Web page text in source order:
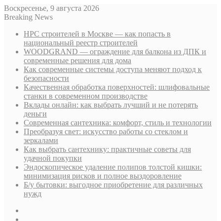
Воскресенье, 9 августа 2026
Breaking News
НРС строителей в Москве — как попасть в
национальный реестр строителей
WOODGRAND — ограждение для балкона из ДПК и
современные решения для дома
Как современные системы доступа меняют подход к
безопасности
Качественная обработка поверхностей: шлифовальные
станки в современном производстве
Вклады онлайн: как выбрать лучший и не потерять
деньги
Современная сантехника: комфорт, стиль и технологии
Преобразуя свет: искусство работы со стеклом и
зеркалами
Как выбрать сантехнику: практичные советы для
удачной покупки
Эндоскопическое удаление полипов толстой кишки:
минимизация рисков и полное выздоровление
Б/у бытовки: выгодное приобретение для различных
нужд